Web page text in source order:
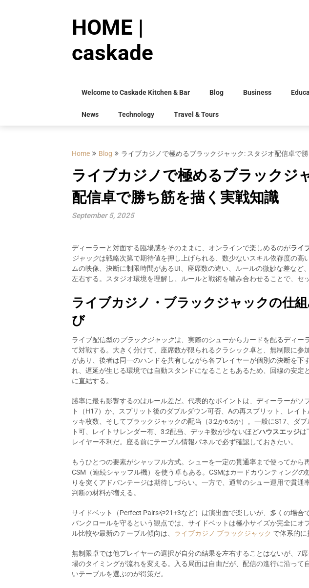
HOME |
caskade
Welcome to Caskade Kitchen & Bar Blog Business
News Technology Travel & Tours
Home Blog ライブカジノで極めるブラックジャック: スタジオ配信卓で
ライブカジノで極めるブラックジ
配信卓で勝ち筋を描く実戦知識
September 5, 2025
ディーラーと対面する臨場感をそのままに、オンラインで楽しめるのがライ
ジャックは戦略次第で期待値を押し上げられる、数少ないスキル依存度の高
ムの映像、決断に制限時間があるUI、座席数の違い、ルールの微妙な差など
左右する。スタジオ環境を理解し、ルールと戦術を噛み合わせることで、セ
ライブカジノ・ブラックジャックの仕
び
ライブ配信型のブラックジャックは、実際のシューからカードを配るディー
て対戦する。大きく分けて、座席数が限られるクラシック卓と、無制限に参
があり、後者は同一のハンドを共有しながら各プレイヤーが個別の決断を下
れ、遅延が生じる環境では自動スタンドになることもあるため、回線の安定
に直結する。
勝率に最も影響するのはルール差だ。代表的なポイントは、ディーラーがソ
ト（H17）か、スプリット後のダブルダウン可否、Aの再スプリット、レイ
ッキ枚数、そしてブラックジャックの配当（3:2か6:5か）。一般にS17、ダ
ト可、レイトサレンダー有、3:2配当、デッキ数が少ないほどハウスエッジは
レイヤー不利だ。座る前にテーブル情報パネルで必ず確認しておきたい。
もうひとつの要素がシャッフル方式。シューを一定の貫通率まで使ってから
CSM（連続シャッフル機）を使う卓もある。CSMはカードカウンティングの
りを突くアドバンテージは期待しづらい。一方で、通常のシュー運用で貫通
判断の材料が増える。
サイドベット（Perfect Pairsや21+3など）は演出面で楽しいが、多くの場合
バンクロールを守るという観点では、サイドベットは極小サイズか完全にオ
ル比較や最新のテーブル傾向は、 ライブカジノ ブラックジャック で体系的に
無制限卓では他プレイヤーの選択が自分の結果を左右することはないが、7
場のタイミングが流れを変える。入る局面は自由だが、配信の進行に沿って
いテーブルを選ぶのが得策だ。